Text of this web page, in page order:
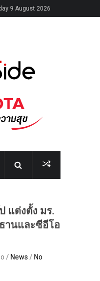
9 August 2026
แต่งตั้ง มร.
านและซีอีโอ
/ News / No